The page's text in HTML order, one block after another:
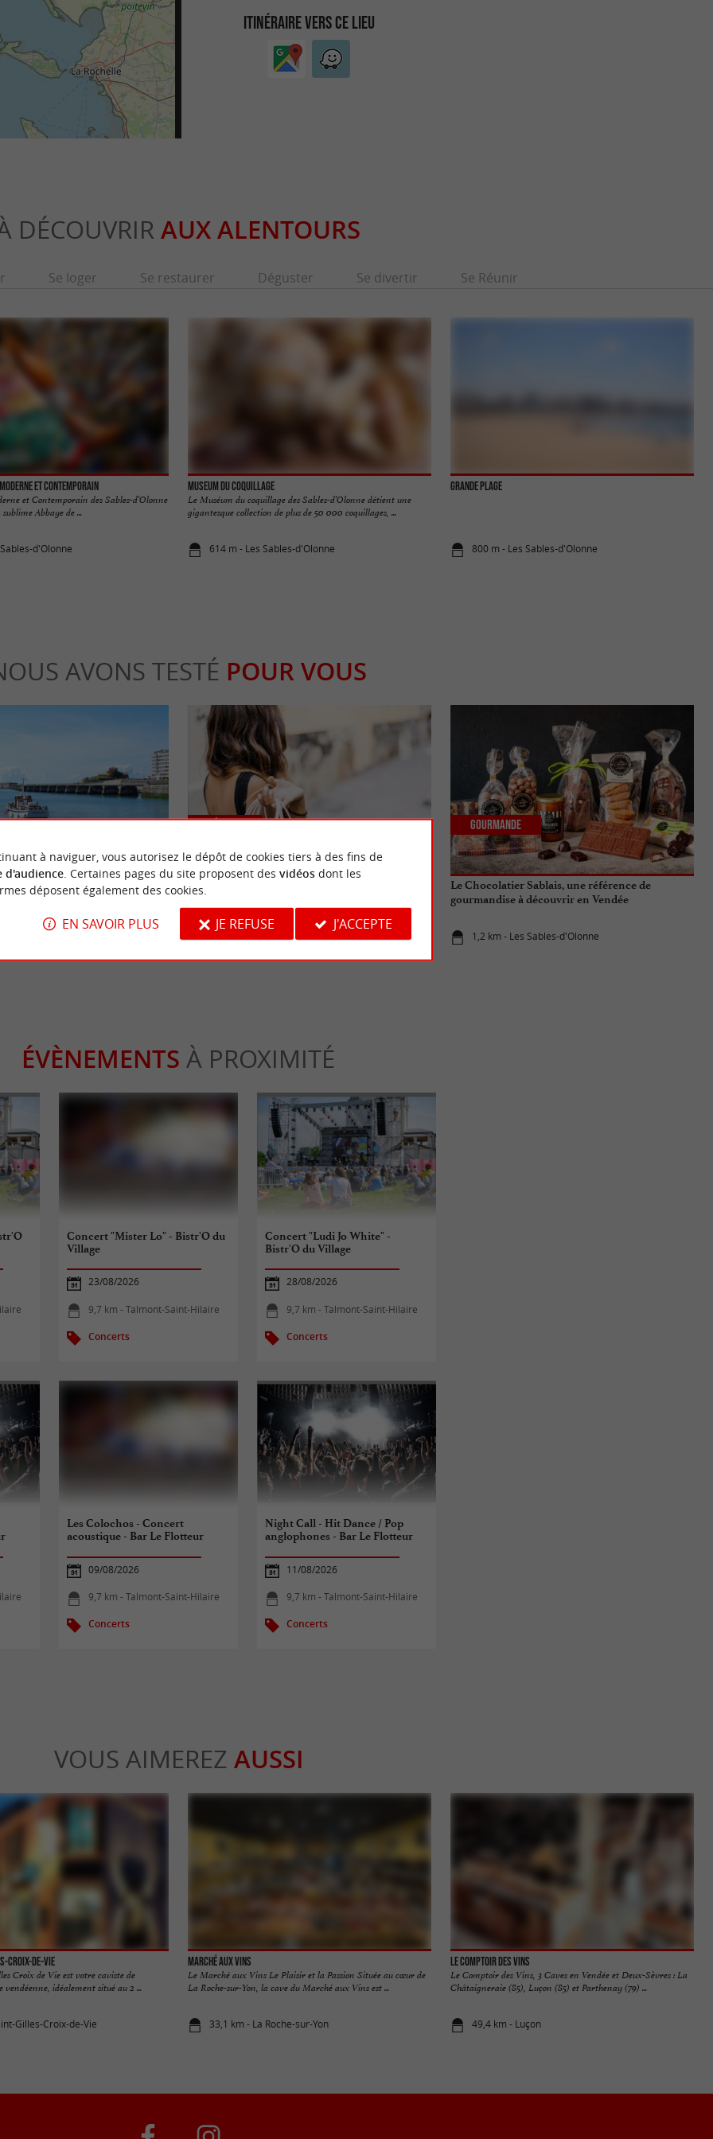
ITINÉRAIRE VERS CE LIEU
DÉCOUVRIR AUX ALENTOURS
Se loger Se restaurer Déguster Se divertir Se Réunir
moderne et contemporain
et Contemporain des Sables-d’Olonne
Abbaye de ...
d'Olonne
Museum du Coquillage
Le Muséum du coquillage des Sables-d’Olonne détient une
gigantesque collection de plus de 50 000 coquillages, ...
614 m - Les Sables-d'Olonne
Grande Plage
800 m - Les Sables-d'Olonne
AVONS TESTÉ POUR VOUS
toutes ses formes avec La
Shopping aux Sables-d’Olonne : les meilleurs
1,2 km - Les Sables-d'Olonne
Détente
Le Chocolatier Sablais, une référence de
gourmandise à découvrir en Vendée
1,2 km - Les Sables-d'Olonne
Gourmande
ÉVÈNEMENTS À PROXIMITÉ
Concert "Mister Lo" - Bistr'O du
Village
23/08/2026
9,7 km - Talmont-Saint-Hilaire
Concerts
Concert "Ludi Jo White" -
Bistr'O du Village
28/08/2026
9,7 km - Talmont-Saint-Hilaire
Concerts
Les Colochos - Concert
acoustique - Bar Le Flotteur
09/08/2026
9,7 km - Talmont-Saint-Hilaire
Concerts
Night Call - Hit Dance / Pop
anglophones - Bar Le Flotteur
11/08/2026
9,7 km - Talmont-Saint-Hilaire
Concerts
VOUS AIMEREZ AUSSI
Croix-de-Vie
Croix de Vie est votre caviste de
vendéenne, idéalement situé au 2 ...
Gilles-Croix-de-Vie
Marché aux Vins
Le Marché aux Vins Le Plaisir et la Passion Située au cœur de
La Roche-sur-Yon, la cave du Marché aux Vins est ...
33,1 km - La Roche-sur-Yon
Le Comptoir des Vins
Le Comptoir des Vins, 3 Caves en Vendée et Deux-Sèvres : La
Châtaigneraie (85), Luçon (85) et Parthenay (79) ...
49,4 km - Luçon
à naviguer, vous autorisez le dépôt de cookies tiers à des fins de
d'audience. Certaines pages du site proposent des vidéosdont les
déposent également des cookies.
EN SAVOIR PLUS JE REFUSE J'ACCEPTE